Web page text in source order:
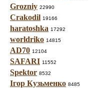
Grozniy 22990
Crakodil 19166
haratoshka 17292
worldriko 14815
AD70 12104
SAFARI 11552
Spektor 8532
Ігор Кузьменко 8485